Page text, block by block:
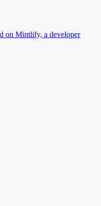
on Mintlify, a developer